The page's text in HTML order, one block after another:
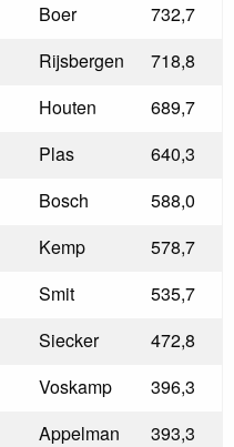
Boer
732,7
Rijsbergen
718,8
Houten
689,7
Plas
640,3
Bosch
588,0
Kemp
578,7
Smit
535,7
Siecker
472,8
Voskamp
396,3
Appelman
393,3